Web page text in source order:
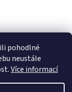
pohodlné
neustále
Více informací